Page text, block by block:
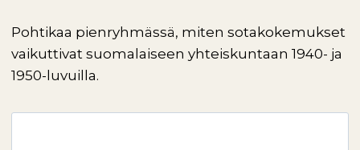
Pohtikaa pienryhmässä, miten sotakokemukset
vaikuttivat suomalaiseen yhteiskuntaan 1940- ja
1950-luvuilla.